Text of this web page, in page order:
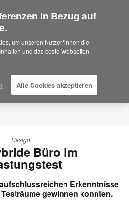
in United States?
like to see Products we sell in
Design
Büro im
Erkenntnisse
gewinnen konnten.
in Bezug auf
um unseren Nutzer*innen die
und das beste Webseiten-
Alle Cookies akzeptieren